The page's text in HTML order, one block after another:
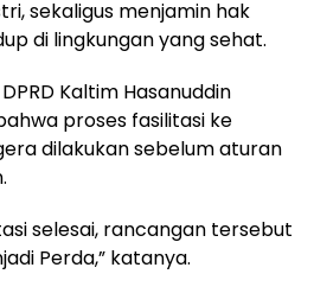
sekaligus menjamin hak
di lingkungan yang sehat.
Kaltim Hasanuddin
proses fasilitasi ke
dilakukan sebelum aturan
selesai, rancangan tersebut
Perda,” katanya.